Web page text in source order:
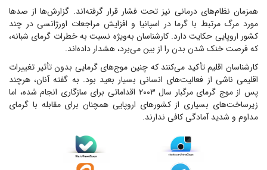
همزمان نظام‌های درمانی نیز تحت فشار قرار گرفته‌اند. گزارش‌ها از صد‌ها
مورد مرگ مرتبط با گرما در اسپانیا و افزایش مراجعات اورژانسی در چند
کشور اروپایی حکایت دارد. کارشناسان به‌ویژه نسبت به خطرات گرمای شبانه،
که فرصت خنک شدن بدن را از بین می‌برد، هشدار داده‌اند.
کارشناسان اقلیم تأکید می‌کنند که چنین موج‌های گرمایی بدون تأثیر تغییرات
اقلیمی ناشی از فعالیت‌های انسانی بسیار بعید بود. به گفته آنان، هرچند
پس از موج گرمای مرگبار سال ۲۰۰۳ اقداماتی برای سازگاری انجام شده، اما
زیرساخت‌های بسیاری از کشور‌های اروپایی همچنان برای مقابله با گرمای
مداوم و شدید آمادگی کافی ندارند.